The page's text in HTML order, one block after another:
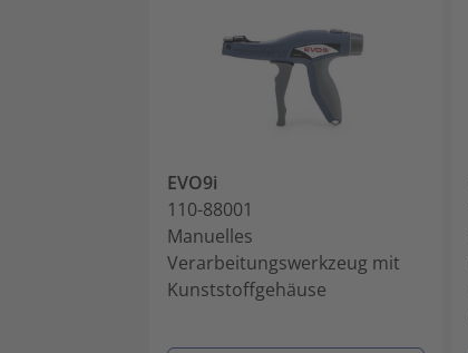
EVO9i
110-88001
Manuelles
Verarbeitungswerkzeug mit
Kunststoffgehäuse